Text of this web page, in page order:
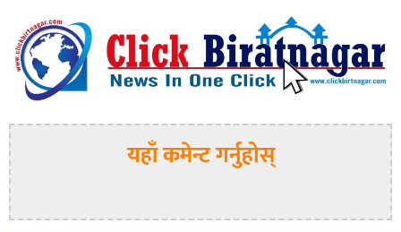
यहाँ कमेन्ट गर्नुहोस्